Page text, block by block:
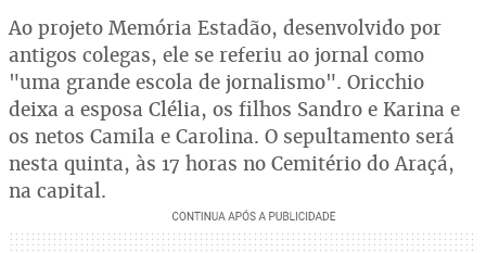
Ao projeto Memória Estadão, desenvolvido por
antigos colegas, ele se referiu ao jornal como
"uma grande escola de jornalismo". Oricchio
deixa a esposa Clélia, os filhos Sandro e Karina e
os netos Camila e Carolina. O sepultamento será
nesta quinta, às 17 horas no Cemitério do Araçá,
na capital.